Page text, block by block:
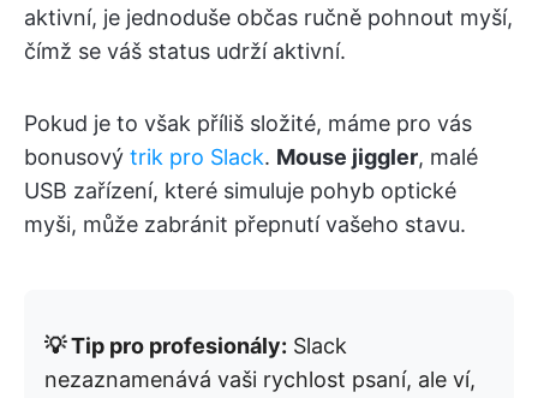
aktivní, je jednoduše občas ručně pohnout myší,
čímž se váš status udrží aktivní.
Pokud je to však příliš složité, máme pro vás
bonusový trik pro Slack. Mouse jiggler, malé
USB zařízení, které simuluje pohyb optické
myši, může zabránit přepnutí vašeho stavu.
💡 Tip pro profesionály: Slack
nezaznamenává vaši rychlost psaní, ale ví,